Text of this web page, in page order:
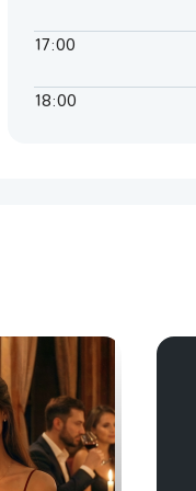
17:00
18:00